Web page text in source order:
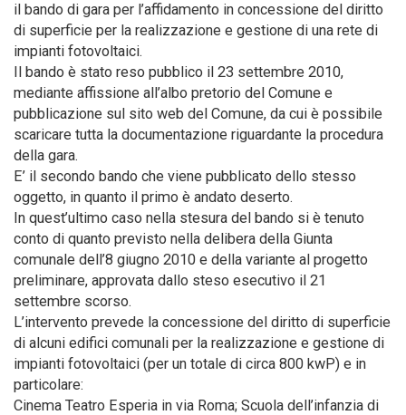
il bando di gara per l’affidamento in concessione del diritto
di superficie per la realizzazione e gestione di una rete di
impianti fotovoltaici.
Il bando è stato reso pubblico il 23 settembre 2010,
mediante affissione all’albo pretorio del Comune e
pubblicazione sul sito web del Comune, da cui è possibile
scaricare tutta la documentazione riguardante la procedura
della gara.
E’ il secondo bando che viene pubblicato dello stesso
oggetto, in quanto il primo è andato deserto.
In quest’ultimo caso nella stesura del bando si è tenuto
conto di quanto previsto nella delibera della Giunta
comunale dell’8 giugno 2010 e della variante al progetto
preliminare, approvata dallo steso esecutivo il 21
settembre scorso.
L’intervento prevede la concessione del diritto di superficie
di alcuni edifici comunali per la realizzazione e gestione di
impianti fotovoltaici (per un totale di circa 800 kwP) e in
particolare:
Cinema Teatro Esperia in via Roma; Scuola dell’infanzia di